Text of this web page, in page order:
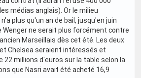
médias anglais). Or le milieu
plus qu'un an de bail, jusqu'en juin
Wenger ne serait plus forcément contre
Marseillais dès cet été. Les deux
Chelsea seraient intéressés et
millions d'euros sur la table selon la
que Nasri avait été acheté 16,9